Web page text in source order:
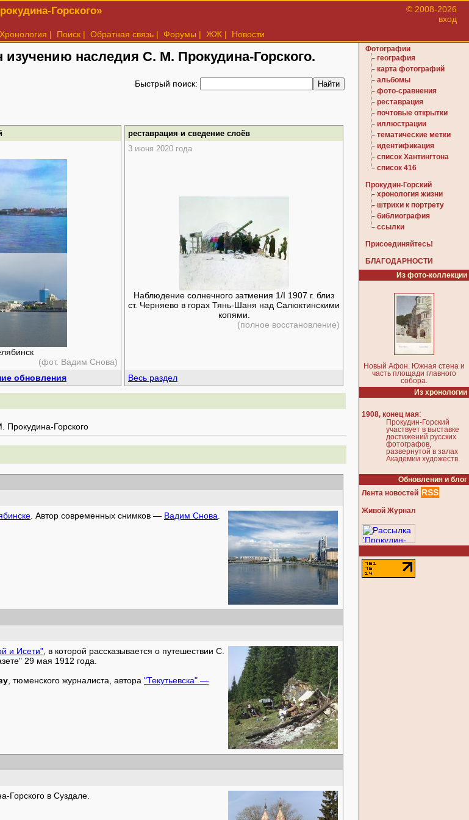
Горского»
© 2008-2026
вход
Хронология | Поиск | Обратная связь | Форумы | ЖЖ | Новости
изучению наследия С. М. Прокудина-Горского.
Быстрый поиск:
реставрация и сведение слоёв
3 июня 2020 года
(фот. Вадим Снова)
Наблюдение солнечного затмения 1/I 1907 г. близ
ст. Черняево в горах Тянь-Шаня над Салюктинскими
копями.
(полное восстановление)
обновления Весь раздел
Горского
. Автор современных снимков — Вадим Снова.
и Исети", в которой рассказывается о путешествии С.
29 мая 1912 года.
, тюменского журналиста, автора "Текутьевска" —
Горского в Суздале.
Фотографии
география
карта фотографий
альбомы
фото-сравнения
реставрация
почтовые открытки
иллюстрации
тематические метки
идентификация
список Хантингтона
список 416
Прокудин-Горский
хронология жизни
штрихи к портрету
библиография
ссылки
Присоединяйтесь!
БЛАГОДАРНОСТИ
Из фото-коллекции
Новый Афон. Южная стена и
часть площади главного
собора.
Из хронологии
1908, конец мая:
Прокудин-Горский
участвует в выставке
достижений русских
фотографов,
развернутой в залах
Академии художеств.
Обновления и блог
Лента новостей RSS
Живой Журнал